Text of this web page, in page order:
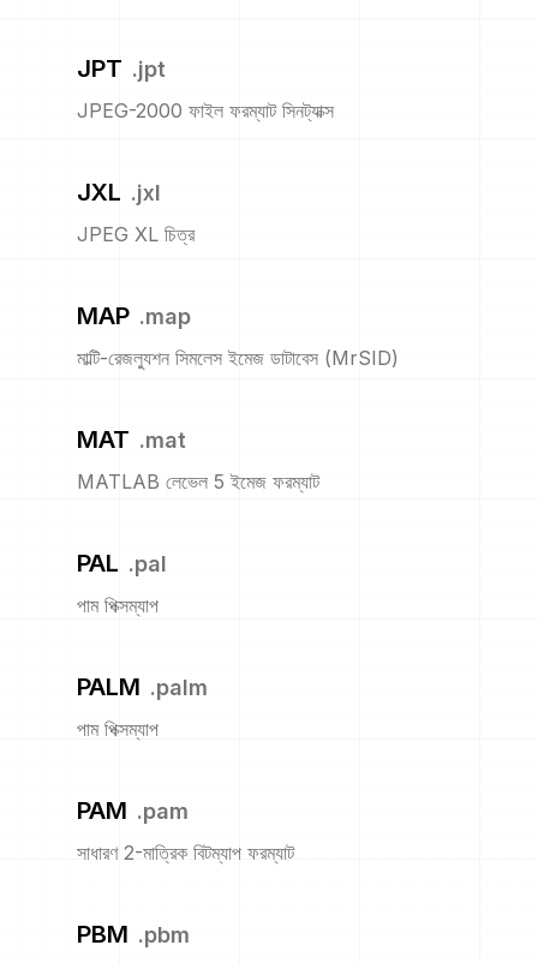
JPT .jpt
JPEG-2000 ফাইল ফরম্যাট সিনট্যাক্স
JXL .jxl
JPEG XL চিত্র
MAP .map
মাল্টি-রেজল্যুশন সিমলেস ইমেজ ডাটাবেস (MrSID)
MAT .mat
MATLAB লেভেল 5 ইমেজ ফরম্যাট
PAL .pal
পাম পিক্সম্যাপ
PALM .palm
পাম পিক্সম্যাপ
PAM .pam
সাধারণ 2-মাত্রিক বিটম্যাপ ফরম্যাট
PBM .pbm